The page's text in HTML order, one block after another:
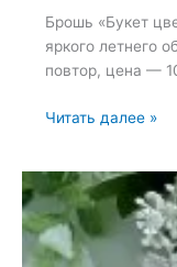
Брошь «Букет
яркого летнего
повтор, цена —
Брошь
—
23
июня
2022
Читать далее »